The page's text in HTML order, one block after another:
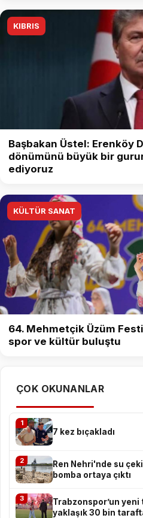
KIBRIS
Başbakan Üstel: Erenköy
dönümünü büyük bir
ediyoruz
KÜLTÜR SANAT
64. Mehmetçik Üzüm
spor ve kültür buluştu
ÇOK OKUNANLAR
1
7 kez bıçakladı
2
Ren Nehri'nde su
bomba ortaya çıktı
3
Trabzonspor’un
yaklaşık 30 bin